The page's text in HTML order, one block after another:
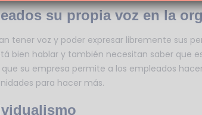
su propia voz en la
tener voz y poder expresar libremente sus
bien hablar y también necesitan saber que
su empresa permite a los empleados
para hacer más.